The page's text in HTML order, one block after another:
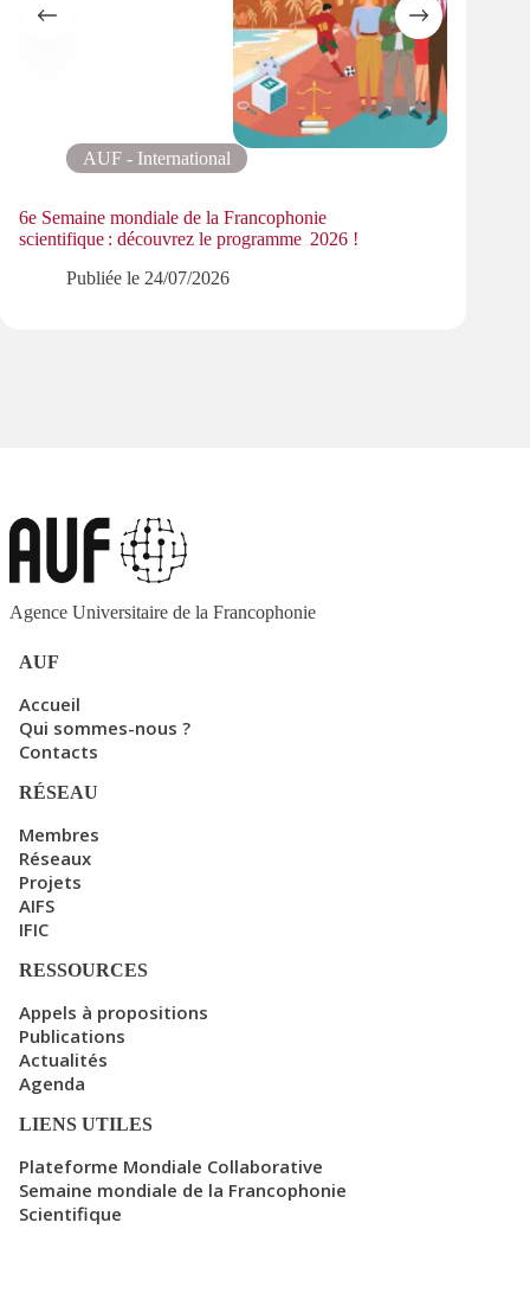
AUF - International
6e Semaine mondiale de la Francophonie
scientifique : découvrez le programme 2026 !
Publiée le 24/07/2026
Agence Universitaire de la Francophonie
AUF
Accueil
Qui sommes-nous ?
Contacts
RÉSEAU
Membres
Réseaux
Projets
AIFS
IFIC
RESSOURCES
Appels à propositions
Publications
Actualités
Agenda
LIENS UTILES
Plateforme Mondiale Collaborative
Semaine mondiale de la Francophonie
Scientifique